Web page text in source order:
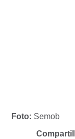
Foto: Semob